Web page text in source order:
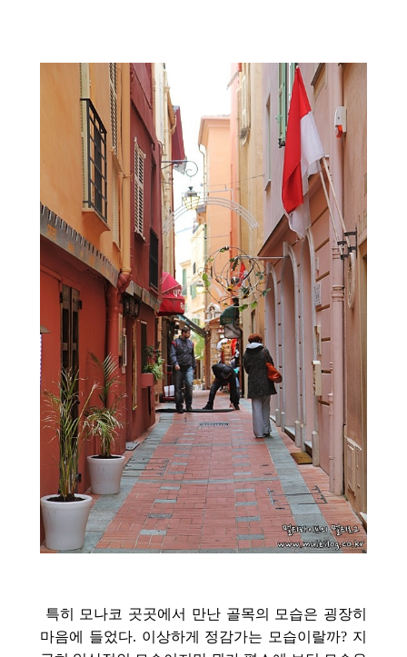
특히 모나코 곳곳에서 만난 골목의 모습은 굉장히
마음에 들었다. 이상하게 정감가는 모습이랄까? 지